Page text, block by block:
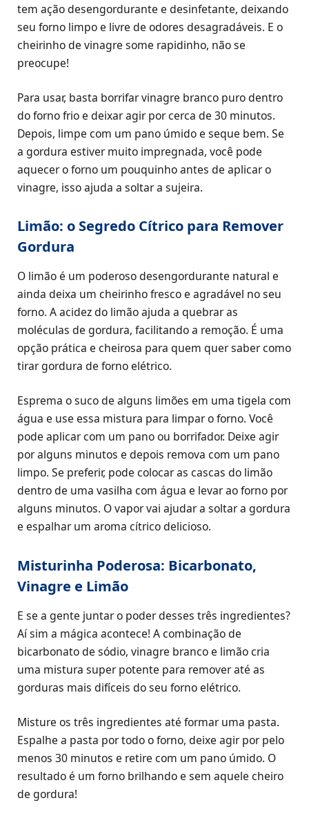
tem ação desengordurante e desinfetante, deixando
seu forno limpo e livre de odores desagradáveis. E o
cheirinho de vinagre some rapidinho, não se
preocupe!
Para usar, basta borrifar vinagre branco puro dentro
do forno frio e deixar agir por cerca de 30 minutos.
Depois, limpe com um pano úmido e seque bem. Se
a gordura estiver muito impregnada, você pode
aquecer o forno um pouquinho antes de aplicar o
vinagre, isso ajuda a soltar a sujeira.
Limão: o Segredo Cítrico para Remover
Gordura
O limão é um poderoso desengordurante natural e
ainda deixa um cheirinho fresco e agradável no seu
forno. A acidez do limão ajuda a quebrar as
moléculas de gordura, facilitando a remoção. É uma
opção prática e cheirosa para quem quer saber como
tirar gordura de forno elétrico.
Esprema o suco de alguns limões em uma tigela com
água e use essa mistura para limpar o forno. Você
pode aplicar com um pano ou borrifador. Deixe agir
por alguns minutos e depois remova com um pano
limpo. Se preferir, pode colocar as cascas do limão
dentro de uma vasilha com água e levar ao forno por
alguns minutos. O vapor vai ajudar a soltar a gordura
e espalhar um aroma cítrico delicioso.
Misturinha Poderosa: Bicarbonato,
Vinagre e Limão
E se a gente juntar o poder desses três ingredientes?
Aí sim a mágica acontece! A combinação de
bicarbonato de sódio, vinagre branco e limão cria
uma mistura super potente para remover até as
gorduras mais difíceis do seu forno elétrico.
Misture os três ingredientes até formar uma pasta.
Espalhe a pasta por todo o forno, deixe agir por pelo
menos 30 minutos e retire com um pano úmido. O
resultado é um forno brilhando e sem aquele cheiro
de gordura!